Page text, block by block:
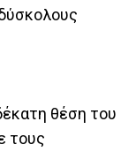
θέση του
τους